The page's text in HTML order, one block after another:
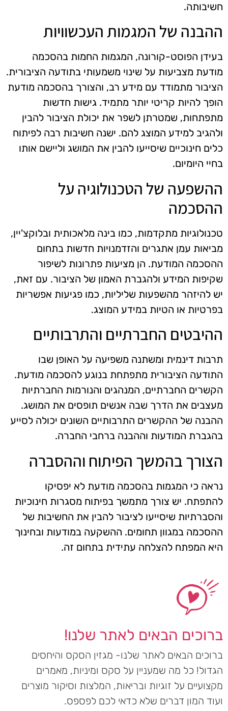
חשיבותה.
ההבנה של המגמות העכשוויות
בעידן הפוסט-קורונה, המגמות החמות בהסכמה
מודעת מצביעות על שינוי משמעותי בתודעה הציבורית.
הציבור מתמודד עם מידע רב, והצורך בהסכמה מודעת
הופך להיות קריטי יותר מתמיד. גישות חדשות
מתפתחות, שמטרתן לשפר את יכולת הציבור להבין
ולהגיב למידע המוצג להם. ישנה חשיבות רבה לפיתוח
כלים חינוכיים שיסייעו להבין את המושג וליישם אותו
בחיי היומיום.
ההשפעה של הטכנולוגיה על
ההסכמה
טכנולוגיות מתקדמות, כמו בינה מלאכותית ובלוקצ'יין,
מביאות עמן אתגרים והזדמנויות חדשות בתחום
ההסכמה המודעת. הן מציעות פתרונות לשיפור
שקיפות המידע ולהגברת האמון של הציבור. עם זאת,
יש להיזהר מהשפעות שליליות, כמו פגיעות אפשריות
בפרטיות או הטיות במידע המוצג.
ההיבטים החברתיים והתרבותיים
תרבות דינמית ומשתנה משפיעה על האופן שבו
התודעה הציבורית מתפתחת בנוגע להסכמה מודעת.
הקשרים החברתיים, המנהגים והנורמות החברתיות
מעצבים את הדרך שבה אנשים תופסים את המושג.
ההבנה של ההקשרים התרבותיים השונים יכולה לסייע
בהגברת המודעות וההבנה ברחבי החברה.
הצורך בהמשך הפיתוח וההסברה
נראה כי המגמות בהסכמה מודעת לא יפסיקו
להתפתח. יש צורך מתמשך בפיתוח מסגרות חינוכיות
והסברתיות שיסייעו לציבור להבין את החשיבות של
ההסכמה במגוון תחומים. ההשקעה במודעות ובחינוך
היא המפתח להצלחה עתידית בתחום זה.
ברוכים הבאים לאתר שלנו!
ברוכים הבאים לאתר שלנו- מגזין הסקס והיחסים
הגדול! כל מה שמעניין על סקס ומיניות, מאמרים
מקצועיים על זוגיות ובריאות, המלצות וסיקור מוצרים
ועוד המון דברים שלא כדאי לכם לפספס.